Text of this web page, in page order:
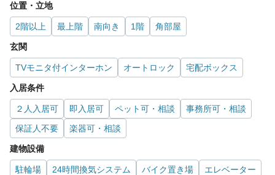
位置・立地
2階以上 最上階 南向き 1階 角部屋
玄関
TVモニタ付インターホン オートロック 宅配ボックス
入居条件
２人入居可 即入居可 ペット可・相談
事務所可・相談
保証人不要
楽器可・相談
建物設備
駐輪場 24時間換気システム バイク置き場
エレベーター